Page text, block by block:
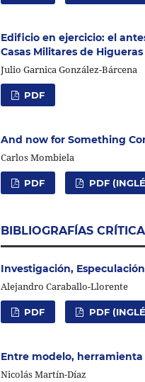
Edificio en ejercicio: el
Casas Militares de
Julio Garnica González-Bárcena
PDF
And now for Something
Carlos Mombiela
PDF PDF
BIBLIOGRAFÍAS
Investigación,
Alejandro Caraballo-Llorente
PDF PDF
Entre modelo,
Nicolás Martín-Díaz